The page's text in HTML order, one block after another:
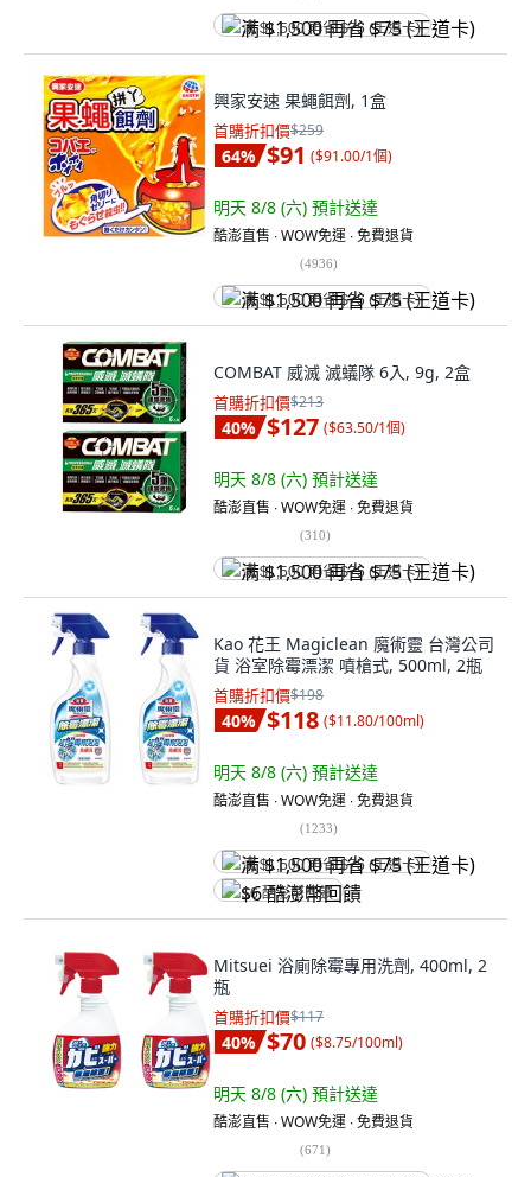
满 $1,500 再省 $75 (王道卡)
興家安速 果蠅餌劑, 1盒
首購折扣價$259
64% $91 ($91.00/1個)
明天 8/8 (六) 預計送達
酷澎直售 ∙ WOW免運 ∙ 免費退貨
(4936)
满 $1,500 再省 $75 (王道卡)
COMBAT 威滅 滅蟻隊 6入, 9g, 2盒
首購折扣價$213
40% $127 ($63.50/1個)
明天 8/8 (六) 預計送達
酷澎直售 ∙ WOW免運 ∙ 免費退貨
(310)
满 $1,500 再省 $75 (王道卡)
Kao 花王 Magiclean 魔術靈 台灣公司
貨 浴室除霉漂潔 噴槍式, 500ml, 2瓶
首購折扣價$198
40% $118 ($11.80/100ml)
明天 8/8 (六) 預計送達
酷澎直售 ∙ WOW免運 ∙ 免費退貨
(1233)
满 $1,500 再省 $75 (王道卡)
$6 酷澎幣回饋
Mitsuei 浴廁除霉專用洗劑, 400ml, 2
瓶
首購折扣價$117
40% $70 ($8.75/100ml)
明天 8/8 (六) 預計送達
酷澎直售 ∙ WOW免運 ∙ 免費退貨
(671)